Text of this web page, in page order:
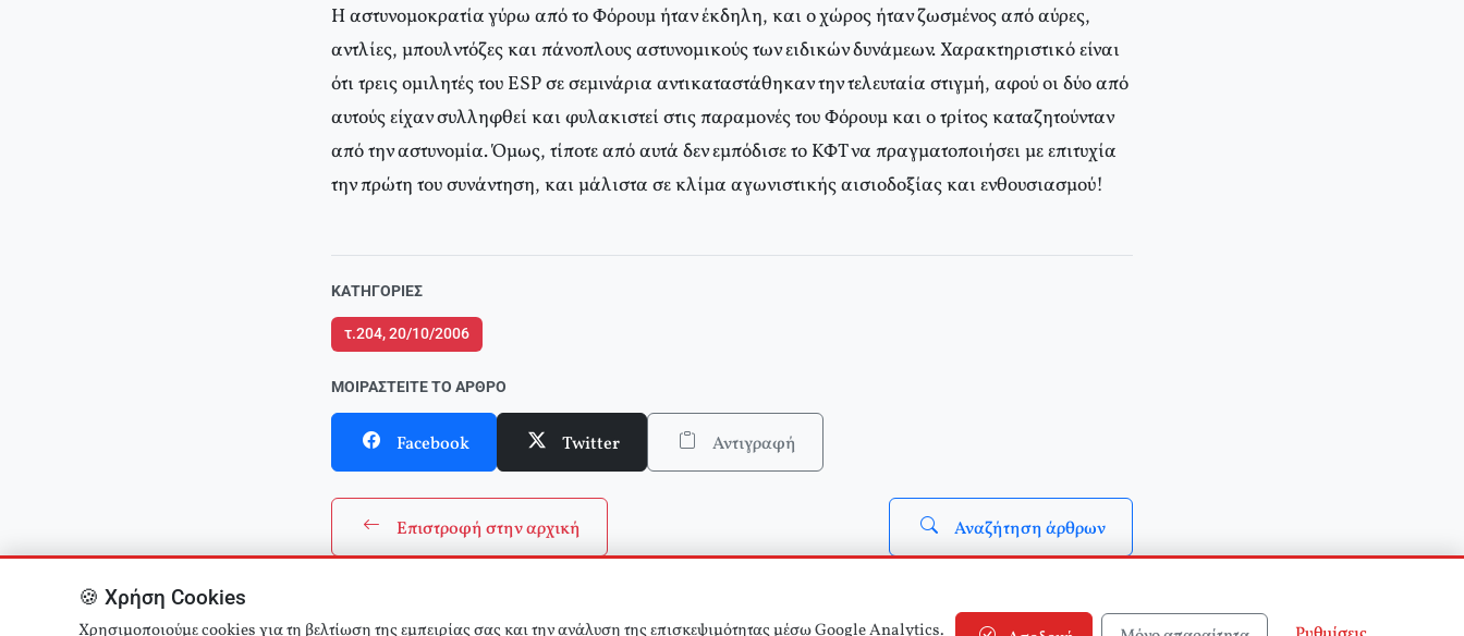
Η αστυνομοκρατία γύρω από το Φόρουμ ήταν έκδηλη, και ο χώρος ήταν ζωσμένος από αύρες,
αντλίες, μπουλντόζες και πάνοπλους αστυνομικούς των ειδικών δυνάμεων. Χαρακτηριστικό είναι
ότι τρεις ομιλητές του ESP σε σεμινάρια αντικαταστάθηκαν την τελευταία στιγμή, αφού οι δύο από
αυτούς είχαν συλληφθεί και φυλακιστεί στις παραμονές του Φόρουμ και ο τρίτος καταζητούνταν
από την αστυνομία. Όμως, τίποτε από αυτά δεν εμπόδισε το ΚΦΤ να πραγματοποιήσει με επιτυχία
την πρώτη του συνάντηση, και μάλιστα σε κλίμα αγωνιστικής αισιοδοξίας και ενθουσιασμού!
ΚΑΤΗΓΟΡΊΕΣ
τ.204, 20/10/2006
ΜΟΙΡΑΣΤΕΊΤΕ ΤΟ ΆΡΘΡΟ
Facebook Twitter Αντιγραφή
Επιστροφή στην αρχική Αναζήτηση άρθρων
🍪 Χρήση Cookies
Χρησιμοποιούμε cookies για τη βελτίωση της εμπειρίας σας και την ανάλυση της επισκεψιμότητας μέσω Google Analytics.